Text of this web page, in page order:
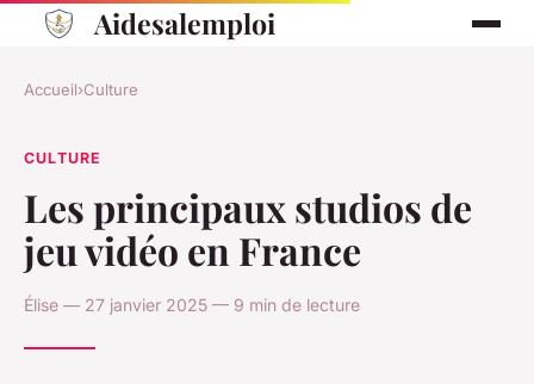
Aidesalemploi
Accueil›Culture
CULTURE
Les principaux studios de
jeu vidéo en France
Élise — 27 janvier 2025 — 9 min de lecture